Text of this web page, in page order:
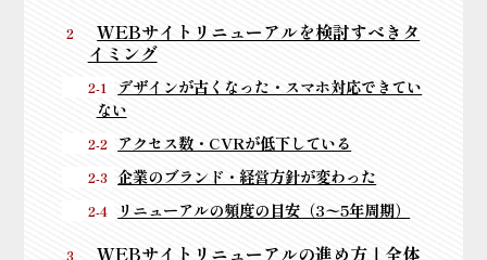
WEBサイトリニューアルを検討すべきタ
イミング
デザインが古くなった・スマホ対応できてい
ない
アクセス数・CVRが低下している
企業のブランド・経営方針が変わった
リニューアルの頻度の目安（3〜5年周期）
WEBサイトリニューアルの進め方｜全体